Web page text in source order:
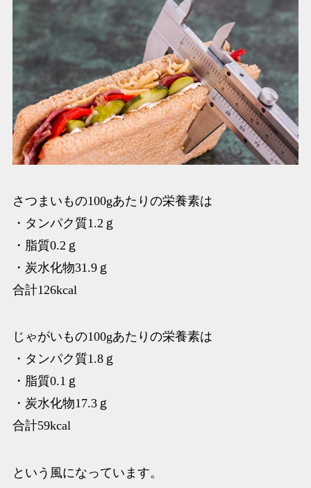
さつまいもの100gあたりの栄養素は
・タンパク質1.2ｇ
・脂質0.2ｇ
・炭水化物31.9ｇ
合計126kcal
じゃがいもの100gあたりの栄養素は
・タンパク質1.8ｇ
・脂質0.1ｇ
・炭水化物17.3ｇ
合計59kcal
という風になっています。